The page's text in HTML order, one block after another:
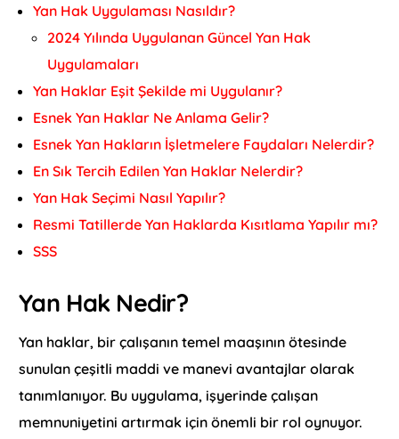
Yan Hak Uygulaması Nasıldır?
2024 Yılında Uygulanan Güncel Yan Hak
Uygulamaları
Yan Haklar Eşit Şekilde mi Uygulanır?
Esnek Yan Haklar Ne Anlama Gelir?
Esnek Yan Hakların İşletmelere Faydaları Nelerdir?
En Sık Tercih Edilen Yan Haklar Nelerdir?
Yan Hak Seçimi Nasıl Yapılır?
Resmi Tatillerde Yan Haklarda Kısıtlama Yapılır mı?
SSS
Yan Hak Nedir?
Yan haklar, bir çalışanın temel maaşının ötesinde
sunulan çeşitli maddi ve manevi avantajlar olarak
tanımlanıyor. Bu uygulama, işyerinde çalışan
memnuniyetini artırmak için önemli bir rol oynuyor.